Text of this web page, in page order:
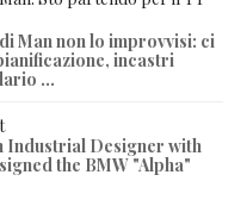
Man non lo improvvisi: ci
incastri
...
Industrial Designer with
the BMW "Alpha"